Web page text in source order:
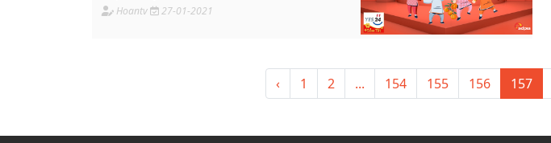
ngày chờ thưởng Tết nha.
Hoantv 27-01-2021
‹ 1 2 ... 154 155 156 157